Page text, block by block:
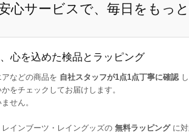
心サービスで、毎日をもっ
心を込めた検品とラッピング
などの商品を 自社スタッフが1点1点丁寧に確認し
をチェックしてお届けします。
せん。
インブーツ・レイングッズの 無料ラッピングに対